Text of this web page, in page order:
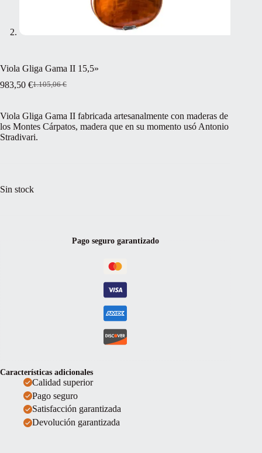
Viola Gliga Gama II 15,5»
1.105,06€
El
era:
1.105,06 €.
983,50 €El
es:
983,50 €.
Viola Gliga Gama II fabricada artesanalmente con maderas de
los Montes Cárpatos, madera que en su momento usó Antonio
Stradivari.
Sin stock
Pago seguro garantizado
Características adicionales
Calidad superior
Pago seguro
Satisfacción garantizada
Devolución garantizada